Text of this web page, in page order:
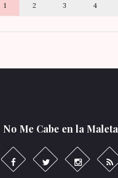
1 2 3 4
No Me Cabe en la Maleta